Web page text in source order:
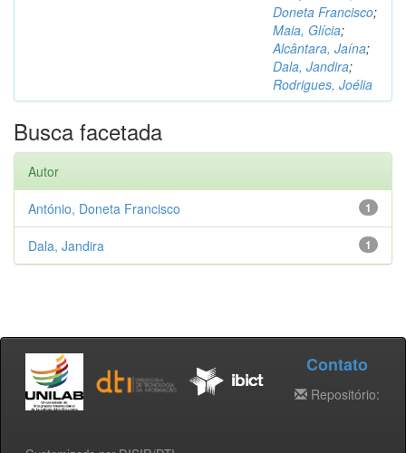
Doneta Francisco;
Maia, Glícia;
Alcântara, Jaína;
Dala, Jandira;
Rodrigues, Joélia
Busca facetada
Autor
1
António, Doneta Francisco
1
Dala, Jandira
Contato
Repositório: